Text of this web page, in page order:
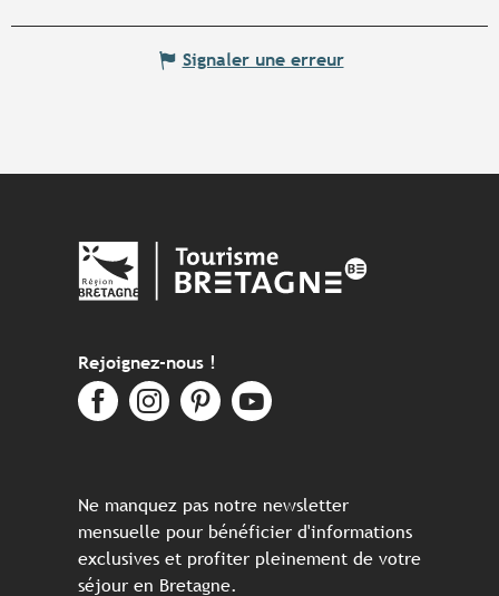
Signaler une erreur
Rejoignez-nous !
Ne manquez pas notre newsletter
mensuelle pour bénéficier d'informations
exclusives et profiter pleinement de votre
séjour en Bretagne.